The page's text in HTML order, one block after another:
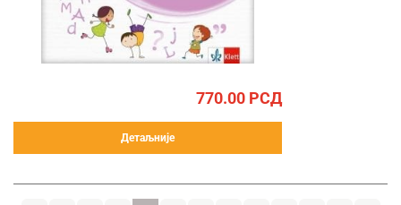
770.00 РСД
Детаљније